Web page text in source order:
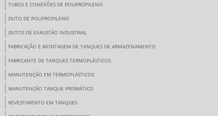
TUBOS E CONEXÕES DE POLIPROPILENO
DUTO DE POLIPROPILENO
DUTOS DE EXAUSTÃO INDUSTRIAL
FABRICAÇÃO E MONTAGEM DE TANQUES DE ARMAZENAMENTO
FABRICANTE DE TANQUES TERMOPLÁSTICOS
MANUTENÇÃO EM TERMOPLÁSTICOS
MANUTENÇÃO TANQUE PRISMÁTICO
REVESTIMENTO EM TANQUES